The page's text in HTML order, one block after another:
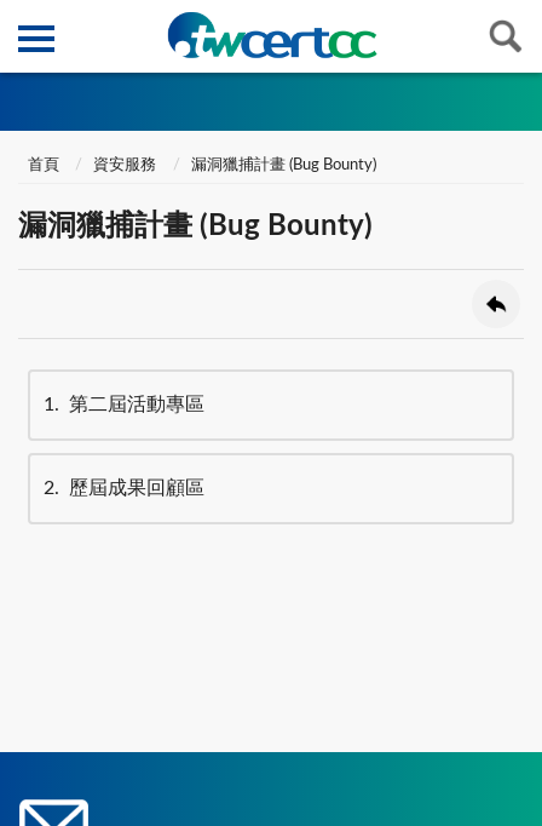
首頁 資安服務 漏洞獵捕計畫 (Bug Bounty)
漏洞獵捕計畫 (Bug Bounty)
1 第二屆活動專區
2 歷屆成果回顧區